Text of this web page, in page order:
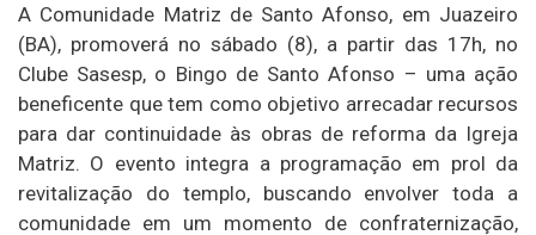
A Comunidade Matriz de Santo Afonso, em Juazeiro
(BA), promoverá no sábado (8), a partir das 17h, no
Clube Sasesp, o Bingo de Santo Afonso – uma ação
beneficente que tem como objetivo arrecadar recursos
para dar continuidade às obras de reforma da Igreja
Matriz. O evento integra a programação em prol da
revitalização do templo, buscando envolver toda a
comunidade em um momento de confraternização,